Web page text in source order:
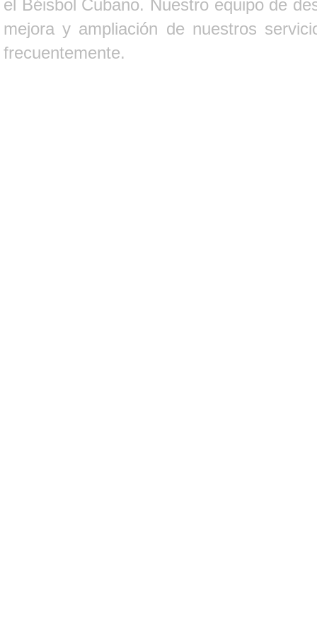
el Béisbol Cubano. Nuestro equipo de
mejora y ampliación de nuestros
frecuentemente.